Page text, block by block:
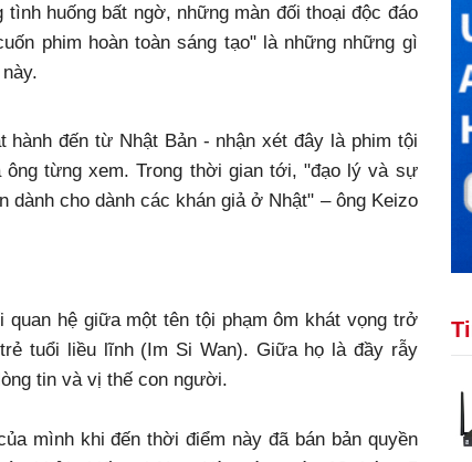
huống bất ngờ, những màn đối thoại độc đáo
phim hoàn toàn sáng tạo" là những những gì
hành đến từ Nhật Bản - nhận xét đây là phim tội
ông từng xem. Trong thời gian tới, "đạo lý và sự
dành cho dành các khán giả ở Nhật" – ông Keizo
quan hệ giữa một tên tội phạm ôm khát vọng trở
tuổi liều lĩnh (Im Si Wan). Giữa họ là đầy rẫy
tin và vị thế con người.
mình khi đến thời điểm này đã bán bản quyền